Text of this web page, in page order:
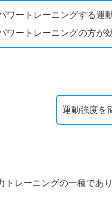
ワートレーニングする運
ワートレーニングの方が
運動強度を
レーニングの一種であり